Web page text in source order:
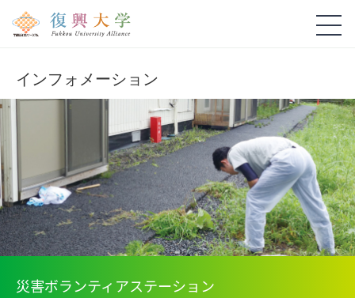
インフォメーション
災害ボランティアステーション